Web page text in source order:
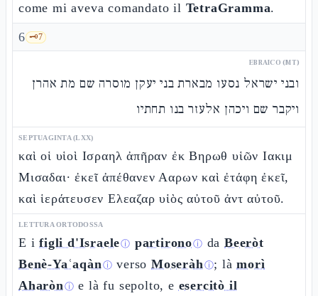
come mi aveva comandato il TetraGramma.
6 🗝️7
EBRAICO (MT)
ובני ישראל נסעו מבארת בני יעקן מוסרה שם מת אהרן
ויקבר שם ויכהן אלעזר בנו תחתיו
SEPTUAGINTA (LXX)
καὶ οἱ υἱοὶ Ισραηλ ἀπῆραν ἐκ Βηρωθ υἱῶν Ιακιμ
Μισαδαι· ἐκεῖ ἀπέθανεν Ααρων καὶ ἐτάφη ἐκεῖ,
καὶ ἱεράτευσεν Ελεαζαρ υἱὸς αὐτοῦ ἀντ αὐτοῦ.
LETTURA ORTODOSSA
E ifigli d'Israeleⓘ partironoⓘ daBeeròt
Benè-Yaʿaqànⓘ versoMoseràhⓘ; làmorì
Aharònⓘ e là fu sepolto, e esercitò il